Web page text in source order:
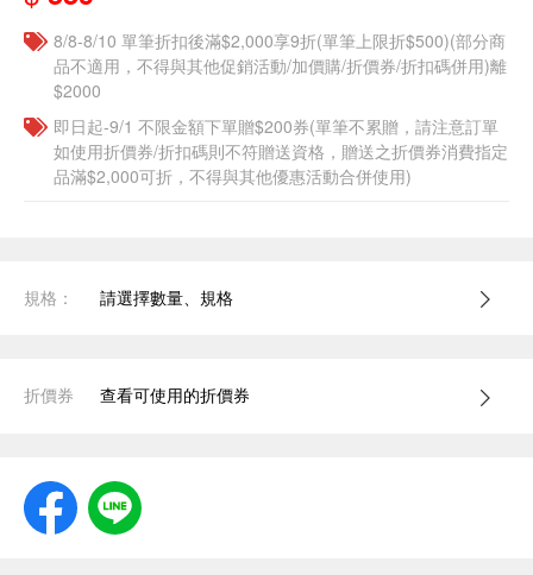
8/8-8/10 單筆折扣後滿$2,000享9折(單筆上限折$500)(部分商
品不適用，不得與其他促銷活動/加價購/折價券/折扣碼併用)離
$2000
即日起-9/1 不限金額下單贈$200券(單筆不累贈，請注意訂單
如使用折價券/折扣碼則不符贈送資格，贈送之折價券消費指定
品滿$2,000可折，不得與其他優惠活動合併使用)
規格： 請選擇數量、規格
折價券 查看可使用的折價券